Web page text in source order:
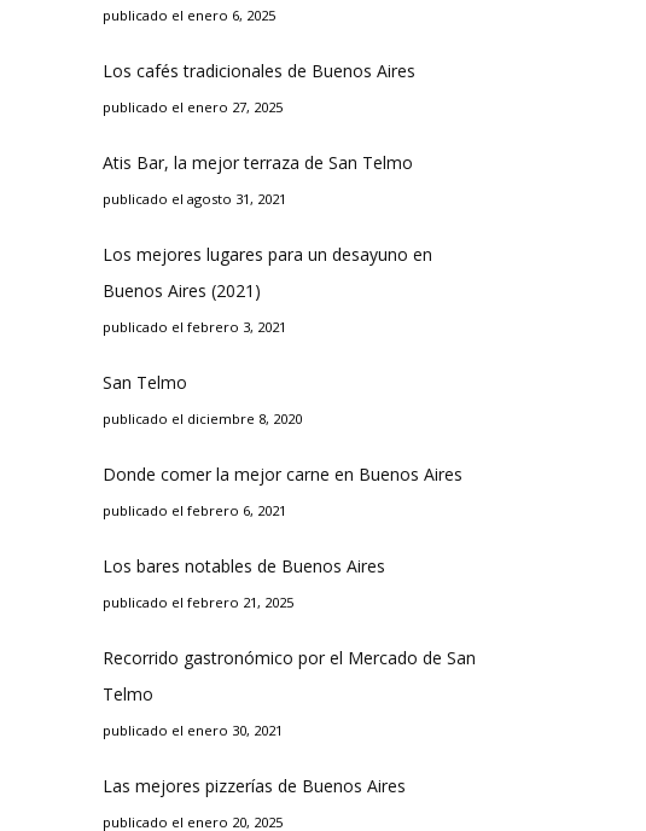
publicado el enero 6, 2025
Los cafés tradicionales de Buenos Aires
publicado el enero 27, 2025
Atis Bar, la mejor terraza de San Telmo
publicado el agosto 31, 2021
Los mejores lugares para un desayuno en
Buenos Aires (2021)
publicado el febrero 3, 2021
San Telmo
publicado el diciembre 8, 2020
Donde comer la mejor carne en Buenos Aires
publicado el febrero 6, 2021
Los bares notables de Buenos Aires
publicado el febrero 21, 2025
Recorrido gastronómico por el Mercado de San
Telmo
publicado el enero 30, 2021
Las mejores pizzerías de Buenos Aires
publicado el enero 20, 2025